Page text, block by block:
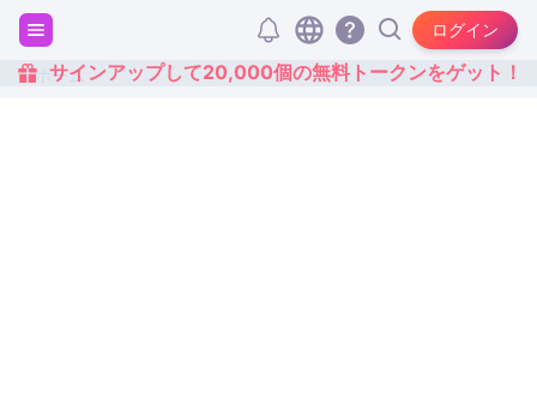
ログイン
ホーム
サインアップして20,000個の無料トークンをゲット！